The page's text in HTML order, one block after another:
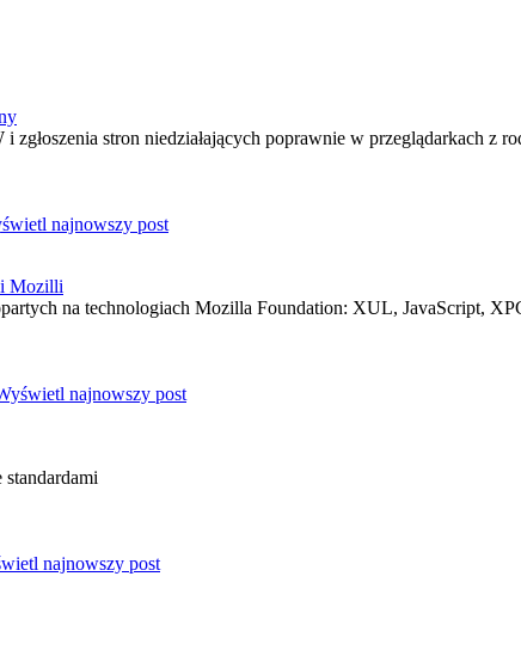
zgłoszenia stron niedziałających poprawnie w przeglądarkach
Mozilli
na technologiach Mozilla Foundation: XUL, JavaScript,